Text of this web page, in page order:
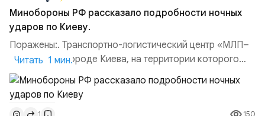
Минобороны РФ рассказало подробности ночных
ударов по Киеву.
Поражены:. Транспортно-логистический центр «МЛП–
Чайка» в пригороде Киева, на территории которого
осуществлялось хранение, сборка а также запуск с
прилегающего полевого аэродром «Чайка»
дальнобойных БПЛА ВСУ; Складские помещения
Читать 1 мин.
1 150